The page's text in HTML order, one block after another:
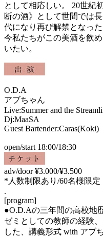
として相応しい。 20世紀
断の酒》として世間では
代になり再び解禁となった
今私たちがこの美酒を飲
いたい。
O.D.A
アブちゃん
Live:Summer and the
Dj:MaaSA
Guest Bartender:Caras(Koki)
open/start 18:00/18:30
adv/door ¥3.000/¥3.500
*人数制限あり/60名様限定
.
[program]
●O.D.Aの三年間の高校地
ゼミとしての教師の経験
した、講義形式 with アブ